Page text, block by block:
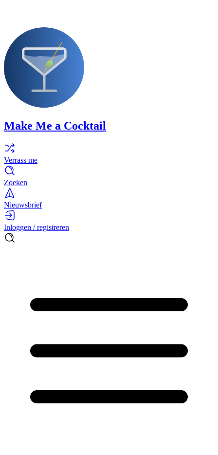
Make Me a Cocktail
Verrass me
Zoeken
Nieuwsbrief
Inloggen / registreren